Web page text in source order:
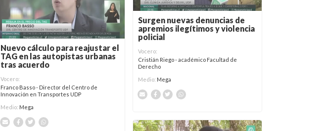
Surgen nuevas denuncias de
apremios ilegítimos y violencia
policial
Vocero:
Cristián Riego - académico Facultad de
Derecho
Medio: Mega
Nuevo cálculo para reajustar el
TAG en las autopistas urbanas
tras acuerdo
Vocero:
Franco Basso - Director del Centro de
Innovación en Transportes UDP
Medio: Mega